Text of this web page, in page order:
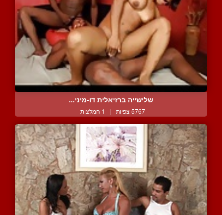
שלישייה ברזיאלית דו-מיני...
5767 צפיות | 1 המלצות